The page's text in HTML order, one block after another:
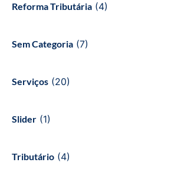
Reforma Tributária (4)
Sem Categoria (7)
Serviços (20)
Slider (1)
Tributário (4)